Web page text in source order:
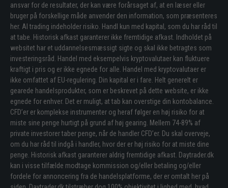
ansvar for de resultater, der kan være forårsaget af, at en læser eller
bruger på forskellige måde anvender den information, som præsenteres
her. Al trading indeholder risiko. Handl kun med kapital, som du har råd til
at tabe. Historisk afkast garanterer ikke fremtidige afkast. Indholdet på
websitet har et uddannelsesmæssigt sigte og skal ikke betragtes som
investeringsråd. Handel med eksempelvis kryptovalutaer kan fluktuere
kraftigt i pris og er ikke egnede for alle. Handel med kryptovalutaer er
ikke omfattet af EU-regulering. Din kapital er i fare. Helt generelt er
gearede handelsprodukter, som er beskrevet på dette website, er ikke
egnede for enhver. Det er muligt, at tab kan overstige din kontobalance.
CFD’er er komplekse instrumenter og heraf følger en høj risiko for at
miste sine penge hurtigt på grund af høj gearing. Mellem 74-89% af
private investorer taber penge, når de handler CFD’er. Du skal overveje,
om du har råd til indgå i handler, hvor der er høj risiko for at miste dine
penge. Historisk afkast garanterer aldrig fremtidige afkast. Daytrader.dk
kan i visse tilfælde modtage kommission og/eller betaling og/eller
fordele for annoncering fra de handelsplatforme, der er omtalt her på